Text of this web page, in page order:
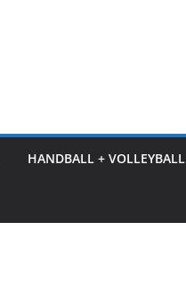
HANDBALL + VOLLEYBALL